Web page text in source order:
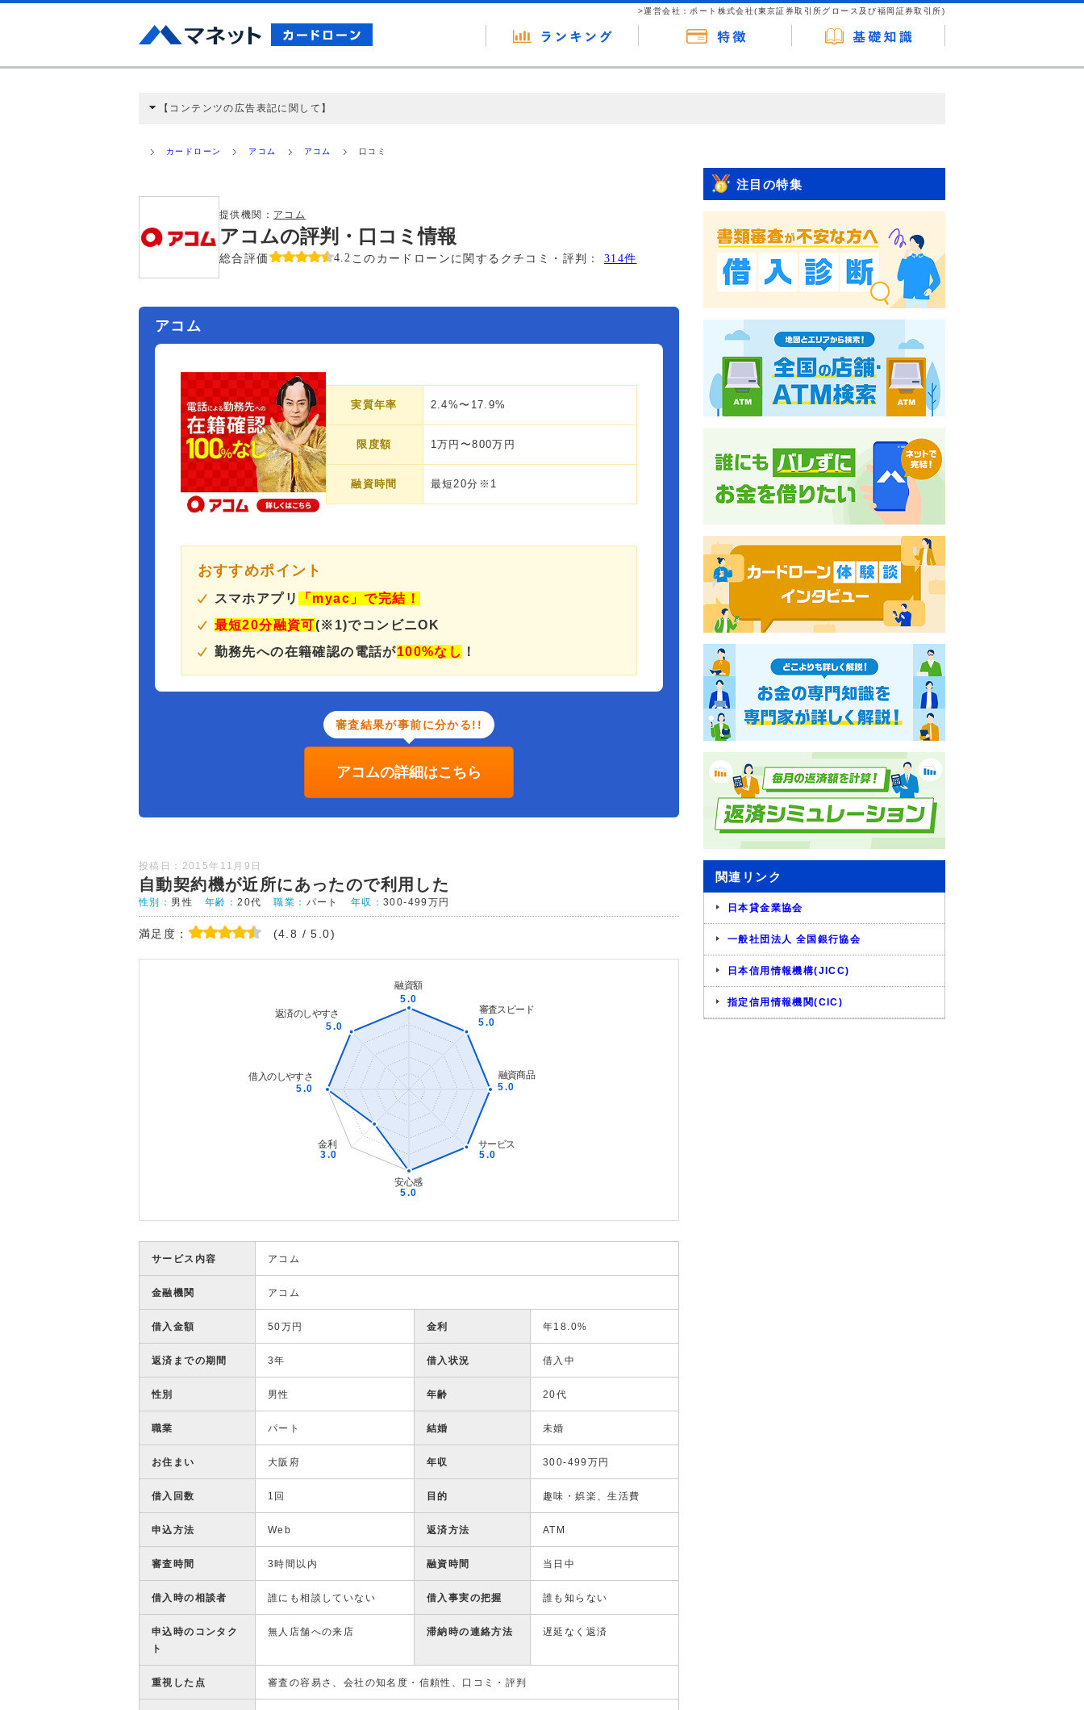
>運営会社：ポート株式会社(東京証券取引所グロース及び福岡証券取引所)
【コンテンツの広告表記に関して】
ミ収集などに基づき、公平性を担保した情報提供を行っています。
カードローン アコム アコム 口コミ
提供機関： アコム
アコムの評判・口コミ情報
総合評価 4.2 このカードローンに関するクチコミ・評判： 314件
アコム
実質年率 2.4%〜17.9%
限度額 1万円〜800万円
融資時間 最短20分※1
おすすめポイント
スマホアプリ
「myac」で完結！
最短20分融資可(※1)でコンビニOK
勤務先への在籍確認の電話が100%なし ！
審査結果が事前に分かる!!
アコムの詳細はこちら
投稿日：2015年11月9日
自動契約機が近所にあったので利用した
性別： 男性 年齢：20代 職業： パート 年収：300-499万円
満足度： (4.8 / 5.0)
サービス内容 アコム
金融機関 アコム
借入金額 50万円 金利 年18.0%
返済までの期間 3年 借入状況 借入中
性別 男性 年齢 20代
職業 パート 結婚 未婚
お住まい 大阪府 年収 300-499万円
借入回数 1回 目的 趣味・娯楽、生活費
申込方法 Web 返済方法 ATM
審査時間 3時間以内 融資時間 当日中
借入時の相談者 誰にも相談していない 借入事実の把握 誰も知らない
申込時のコンタク
ト
無人店舗への来店 滞納時の連絡方法 遅延なく返済
重視した点 審査の容易さ、会社の知名度・信頼性、口コミ・評判
注目の特集
関連リンク
日本貸金業協会
一般社団法人 全国銀行協会
日本信用情報機構(JICC)
指定信用情報機関(CIC)